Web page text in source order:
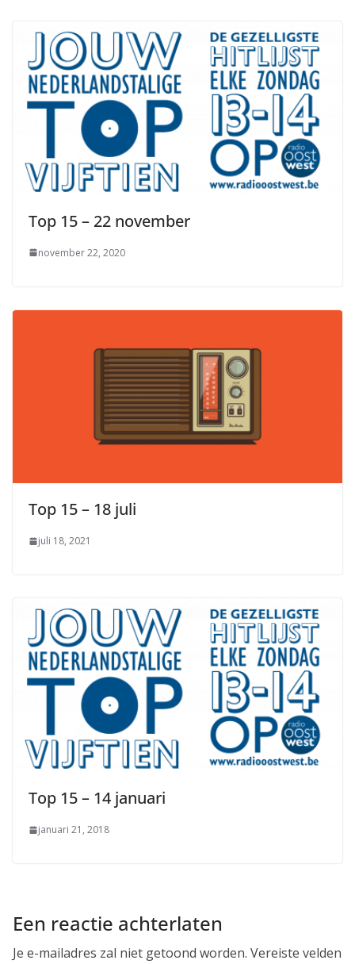
Top 15 – 22 november
november 22, 2020
Top 15 – 18 juli
juli 18, 2021
Top 15 – 14 januari
januari 21, 2018
Een reactie achterlaten
Je e-mailadres zal niet getoond worden. Vereiste velden